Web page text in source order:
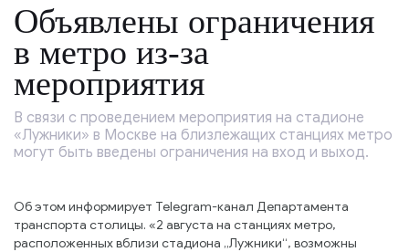
Объявлены ограничения
в метро из-за
мероприятия
В связи с проведением мероприятия на стадионе
«Лужники» в Москве на близлежащих станциях метро
могут быть введены ограничения на вход и выход.
Об этом информирует Telegram-канал Департамента
транспорта столицы. «2 августа на станциях метро,
расположенных вблизи стадиона „Лужники“, возможны